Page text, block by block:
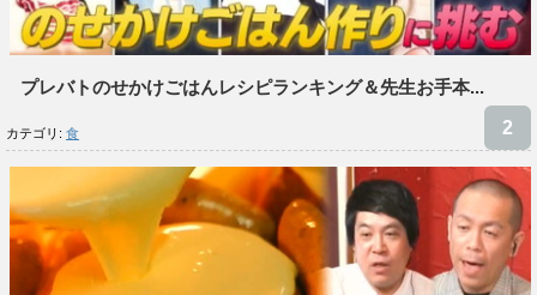
プレバトのせかけごはんレシピランキング＆先生お手本...
カテゴリ: 食